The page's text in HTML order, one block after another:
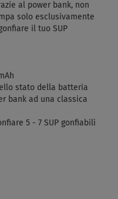
al power bank, non
solo esclusivamente
il tuo SUP
stato della batteria
bank ad una classica
5 - 7 SUP gonfiabili